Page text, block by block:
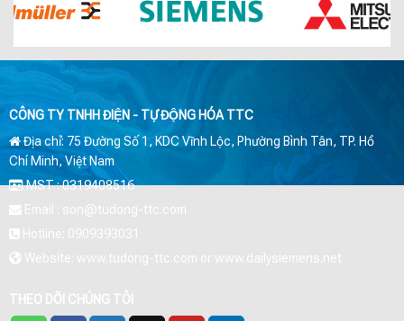
CÔNG TY TNHH ĐIỆN - TỰ ĐỘNG HÓA TTC
Địa chỉ: 75 Đường Số 1, KDC Vĩnh Lộc, Phường Bình Tân, TP. Hồ
Chí Minh, Việt Nam
MST : 0319408516
Email : son@tudong-ttc.com
Hotline: 0909393031
Website: www.tudong-ttc.com or www.dailysiemens.net
THEO DÕI CHÚNG TÔI